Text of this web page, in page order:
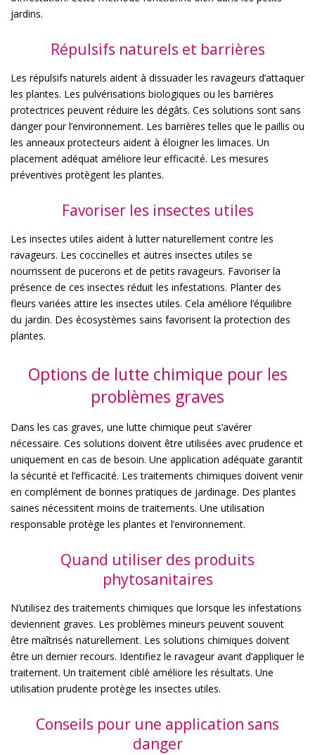
jardins.
Répulsifs naturels et barrières
Les répulsifs naturels aident à dissuader les ravageurs d’attaquer
les plantes. Les pulvérisations biologiques ou les barrières
protectrices peuvent réduire les dégâts. Ces solutions sont sans
danger pour l’environnement. Les barrières telles que le paillis ou
les anneaux protecteurs aident à éloigner les limaces. Un
placement adéquat améliore leur efficacité. Les mesures
préventives protègent les plantes.
Favoriser les insectes utiles
Les insectes utiles aident à lutter naturellement contre les
ravageurs. Les coccinelles et autres insectes utiles se
nourrissent de pucerons et de petits ravageurs. Favoriser la
présence de ces insectes réduit les infestations. Planter des
fleurs variées attire les insectes utiles. Cela améliore l’équilibre
du jardin. Des écosystèmes sains favorisent la protection des
plantes.
Options de lutte chimique pour les
problèmes graves
Dans les cas graves, une lutte chimique peut s’avérer
nécessaire. Ces solutions doivent être utilisées avec prudence et
uniquement en cas de besoin. Une application adéquate garantit
la sécurité et l’efficacité. Les traitements chimiques doivent venir
en complément de bonnes pratiques de jardinage. Des plantes
saines nécessitent moins de traitements. Une utilisation
responsable protège les plantes et l’environnement.
Quand utiliser des produits
phytosanitaires
N’utilisez des traitements chimiques que lorsque les infestations
deviennent graves. Les problèmes mineurs peuvent souvent
être maîtrisés naturellement. Les solutions chimiques doivent
être un dernier recours. Identifiez le ravageur avant d’appliquer le
traitement. Un traitement ciblé améliore les résultats. Une
utilisation prudente protège les insectes utiles.
Conseils pour une application sans
danger